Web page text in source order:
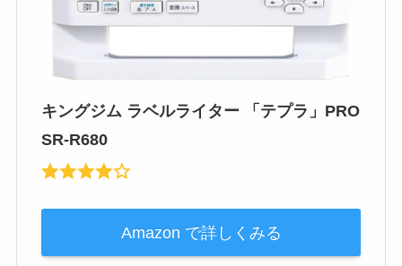
キングジム ラベルライター 「テプラ」PRO
SR-R680
Amazon で詳しくみる